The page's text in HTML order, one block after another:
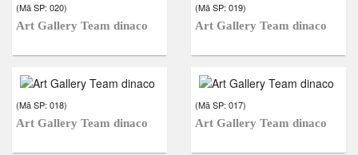
(Mã SP: 020)
Art Gallery Team dinaco
(Mã SP: 019)
Art Gallery Team dinaco
(Mã SP: 018)
Art Gallery Team dinaco
(Mã SP: 017)
Art Gallery Team dinaco